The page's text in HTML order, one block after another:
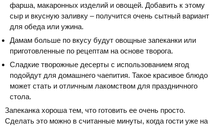
фарша, макаронных изделий и овощей. Добавить к этому
сыр и вкусную заливку – получится очень сытный вариант
для обеда или ужина.
Дамам больше по вкусу будут овощные запеканки или
приготовленные по рецептам на основе творога.
Сладкие творожные десерты с использованием ягод
подойдут для домашнего чаепития. Такое красивое блюдо
может стать и отличным лакомством для праздничного
стола.
Запеканка хороша тем, что готовить ее очень просто.
Сделать это можно в считанные минуты, когда гости уже на